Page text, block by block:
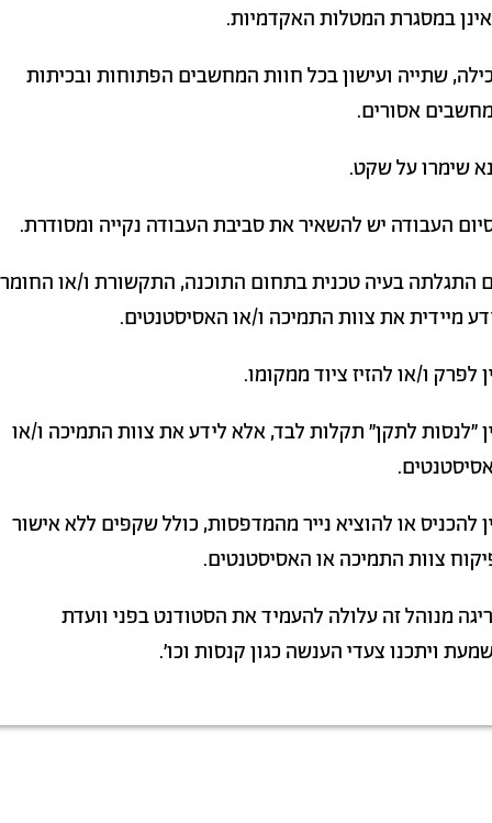
במסגרת המטלות האקדמיות.
שתייה ועישון בכל חוות המחשבים הפתוחות ובכיתות
אסורים.
שימרו על שקט.
העבודה יש להשאיר את סביבת העבודה נקייה ומסודרת.
התגלתה בעיה טכנית בתחום התוכנה, התקשורת ו/או
מיידית את צוות התמיכה ו/או האסיסטנטים.
לפרק ו/או להזיז ציוד ממקומו.
"לנסות לתקן" תקלות לבד, אלא לידע את צוות התמיכה ו/או
להכניס או להוציא נייר מהמדפסות, כולל שקפים ללא אישור
צוות התמיכה או האסיסטנטים.
מנוהל זה עלולה להעמיד את הסטודנט בפני וועדת
ויתכנו צעדי הענשה כגון קנסות וכו'.